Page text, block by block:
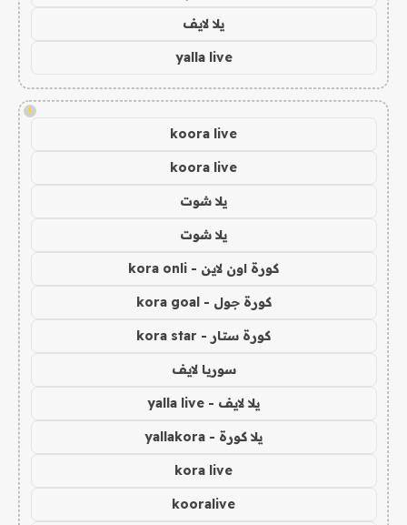
يلا لايف
yalla live
!
koora live
koora live
يلا شوت
يلا شوت
كورة اون لاين - kora onli
كورة جول - kora goal
كورة ستار - kora star
سوريا لايف
يلا لايف - yalla live
يلا كورة - yallakora
kora live
kooralive